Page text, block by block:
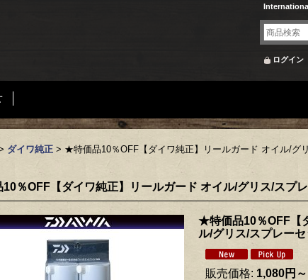
ログイン
ダイワ純正 > ★特価品10％OFF【ダイワ純正】リールガード オイル/グ
％OFF【ダイワ純正】リールガード オイル/グリス/スプ
★特価品10％OFF【
ル/グリス/スプレー
販売価格: 1,080円